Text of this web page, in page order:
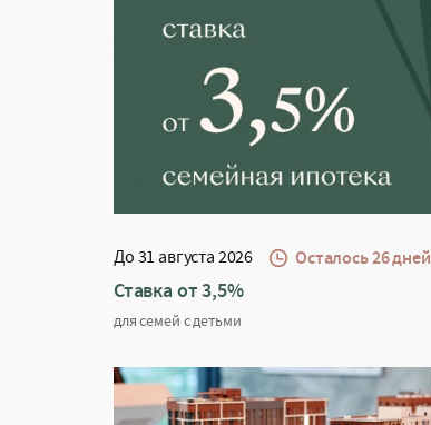
До 31 августа 2026 Осталось 26 дней
Ставка от 3,5%
для семей с детьми